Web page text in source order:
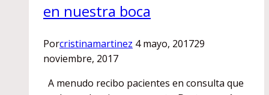
en nuestra boca
Porcristinamartinez 4 mayo, 201729
noviembre, 2017
A menudo recibo pacientes en consulta que